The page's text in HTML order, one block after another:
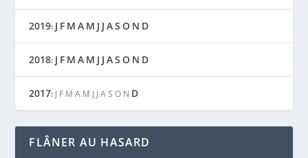
2019: J F M A M J J AS O N D
2018: J F M A M J J AS O N D
2017: J F M A M J J A S O N D
FLÂNER AU HASARD